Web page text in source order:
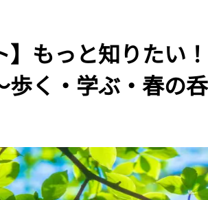
】もっと知りたい！
歩く・学ぶ・春の呑